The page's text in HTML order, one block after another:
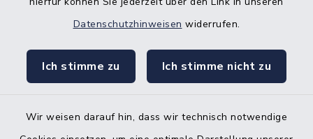
Datenschutzhinweisen widerrufen.
Ich stimme zu Ich stimme nicht zu
Wir weisen darauf hin, dass wir technisch notwendige
Nebenstelle Padenstedt
Gleichstellungsbüro